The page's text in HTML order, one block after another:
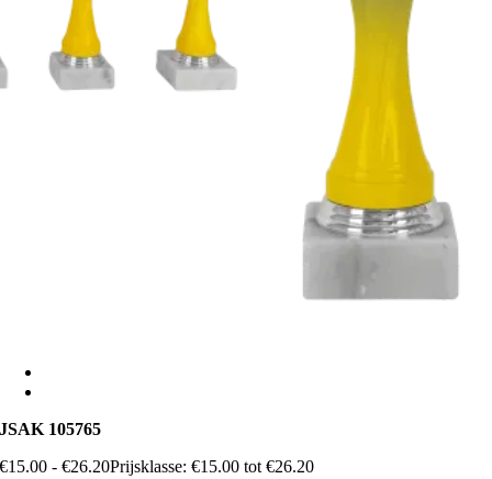
JSAK 105765
€15.00 - €26.20Prijsklasse: €15.00 tot €26.20